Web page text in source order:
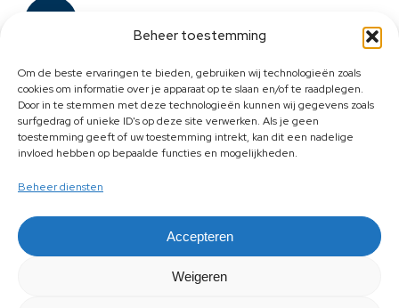
Beheer toestemming
Om de beste ervaringen te bieden, gebruiken wij technologieën zoals
cookies om informatie over je apparaat op te slaan en/of te raadplegen.
Door in te stemmen met deze technologieën kunnen wij gegevens zoals
surfgedrag of unieke ID's op deze site verwerken. Als je geen
toestemming geeft of uw toestemming intrekt, kan dit een nadelige
invloed hebben op bepaalde functies en mogelijkheden.
Beheer diensten
Accepteren
Weigeren